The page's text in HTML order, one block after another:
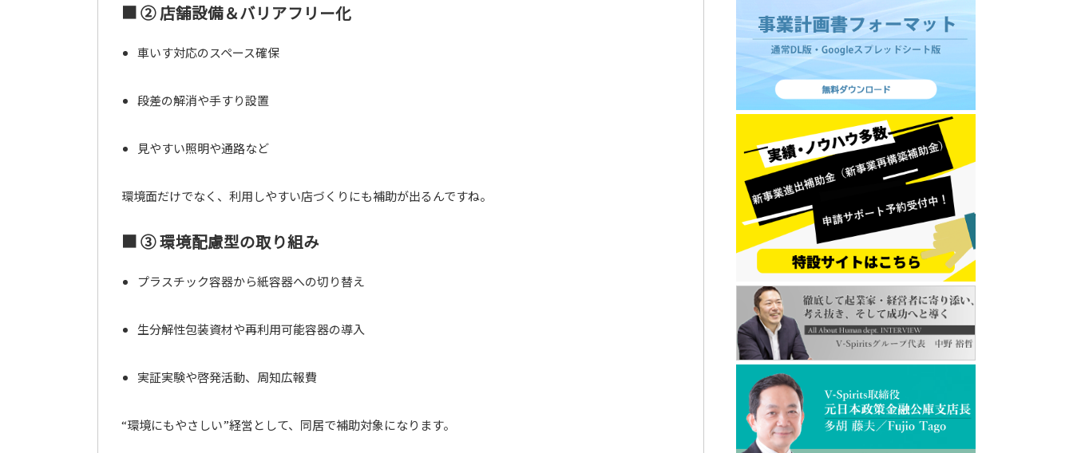
■ ② 店舗設備＆バリアフリー化
車いす対応のスペース確保
段差の解消や手すり設置
見やすい照明や通路など
環境面だけでなく、利用しやすい店づくりにも補助が出るんですね。
■ ③ 環境配慮型の取り組み
プラスチック容器から紙容器への切り替え
生分解性包装資材や再利用可能容器の導入
実証実験や啓発活動、周知広報費
“環境にもやさしい”経営として、同居で補助対象になります。